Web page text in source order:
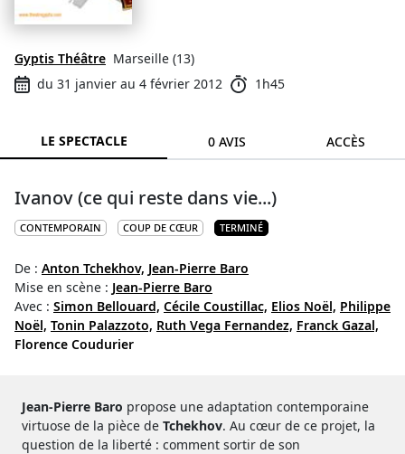
Gyptis Théâtre Marseille (13)
du 31 janvier au 4 février 2012
1h45
LE SPECTACLE 0 AVIS ACCÈS
Ivanov (ce qui reste dans vie...)
CONTEMPORAIN COUP DE CŒUR TERMINÉ
De : Anton Tchekhov, Jean-Pierre Baro
Mise en scène : Jean-Pierre Baro
Avec : Simon Bellouard, Cécile Coustillac, Elios Noël, Philippe
Noël, Tonin Palazzoto, Ruth Vega Fernandez, Franck Gazal,
Florence Coudurier
Jean-Pierre Baro propose une adaptation contemporaine
virtuose de la pièce de Tchekhov. Au cœur de ce projet, la
question de la liberté : comment sortir de son